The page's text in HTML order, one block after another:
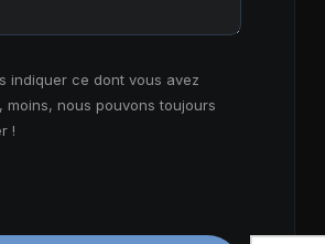
indiquer ce dont vous avez
moins, nous pouvons toujours
!